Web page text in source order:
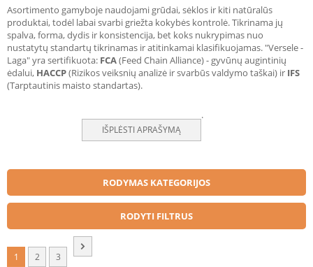
Asortimento gamyboje naudojami grūdai, sėklos ir kiti natūralūs
produktai, todėl labai svarbi griežta kokybės kontrolė. Tikrinama jų
spalva, forma, dydis ir konsistencija, bet koks nukrypimas nuo
nustatytų standartų tikrinamas ir atitinkamai klasifikuojamas. "Versele -
Laga" yra sertifikuota: FCA(Feed Chain Alliance) - gyvūnų augintinių
ėdalui, HACCP(Rizikos veiksnių analizė ir svarbūs valdymo taškai) ir IFS
(Tarptautinis maisto standartas).
IŠPLĖSTI APRAŠYMĄ
.
RODYMAS KATEGORIJOS
RODYTI FILTRUS
1 2 3